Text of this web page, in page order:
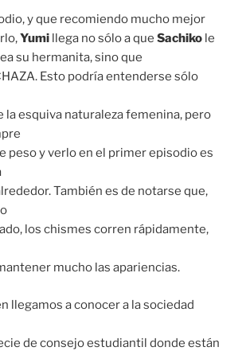
y que recomiendo mucho mejor
Yumi llega no sólo a que Sachiko le
su hermanita, sino que
Esto podría entenderse sólo
la esquiva naturaleza femenina, pero
peso y verlo en el primer episodio es
También es de notarse que,
los chismes corren rápidamente,
mucho las apariencias.
llegamos a conocer a la sociedad
de consejo estudiantil donde están